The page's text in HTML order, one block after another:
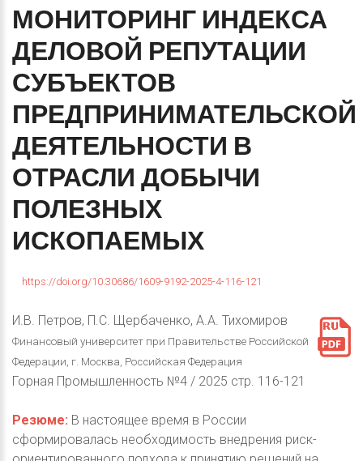
МОНИТОРИНГ ИНДЕКСА
ДЕЛОВОЙ РЕПУТАЦИИ
СУБЪЕКТОВ
ПРЕДПРИНИМАТЕЛЬСКОЙ
ДЕЯТЕЛЬНОСТИ В
ОТРАСЛИ ДОБЫЧИ
ПОЛЕЗНЫХ
ИСКОПАЕМЫХ
https://doi.org/10.30686/1609-9192-2025-4-116-121
И.В. Петров, П.С. Щербаченко, А.А. Тихомиров
Финансовый университет при Правительстве Российской
Федерации, г. Москва, Российская Федерация
Горная Промышленность №4 / 2025 стр. 116-121
Резюме: В настоящее время в России
сформировалась необходимость внедрения риск-